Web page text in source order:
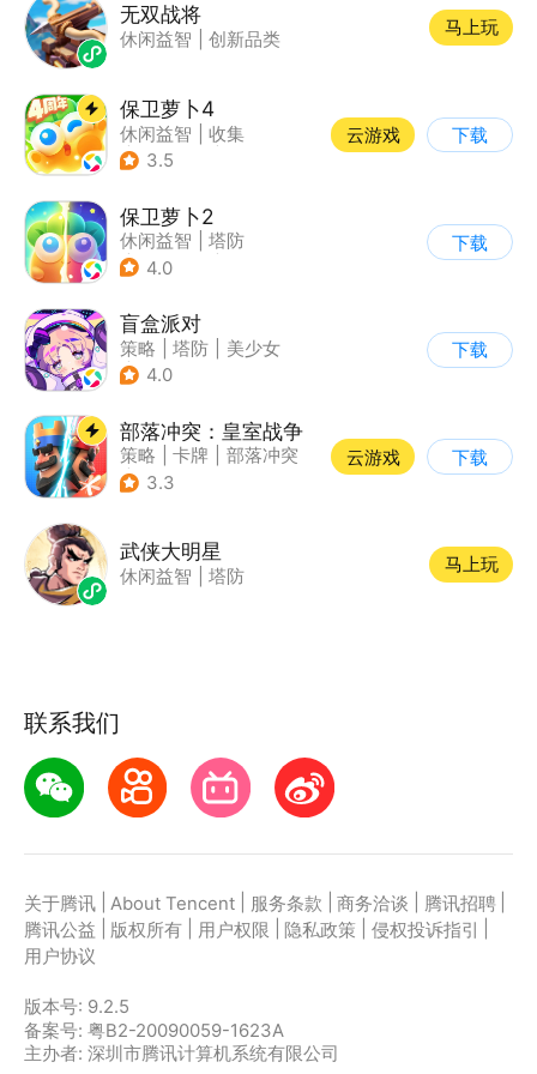
无双战将
休闲益智 创新品类
马上玩
保卫萝卜4
休闲益智
收集
| 保卫萝卜
3.5
云游戏 下载
保卫萝卜2
休闲益智
塔防
| 保卫萝卜
4.0
下载
盲盒派对
策略 塔防
美少女
| 卡通
4.0
下载
部落冲突：皇室战争
策略 卡牌
部落冲突
| 卡通
3.3
云游戏 下载
武侠大明星
休闲益智 塔防
马上玩
联系我们
关于腾讯 About Tencent 服务条款 商务洽谈 腾讯招聘
腾讯公益
版权所有 用户权限 隐私政策 侵权投诉指引
用户协议
版本号: 9.2.5
备案号: 粤B2-20090059-1623A
主办者: 深圳市腾讯计算机系统有限公司